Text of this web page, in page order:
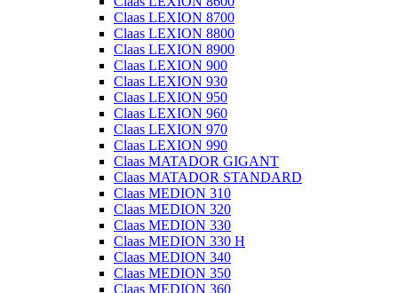
Claas LEXION 8700
Claas LEXION 8800
Claas LEXION 8900
Claas LEXION 900
Claas LEXION 930
Claas LEXION 950
Claas LEXION 960
Claas LEXION 970
Claas LEXION 990
Claas MATADOR GIGANT
Claas MATADOR STANDARD
Claas MEDION 310
Claas MEDION 320
Claas MEDION 330
Claas MEDION 330 H
Claas MEDION 340
Claas MEDION 350
Claas MEDION 360